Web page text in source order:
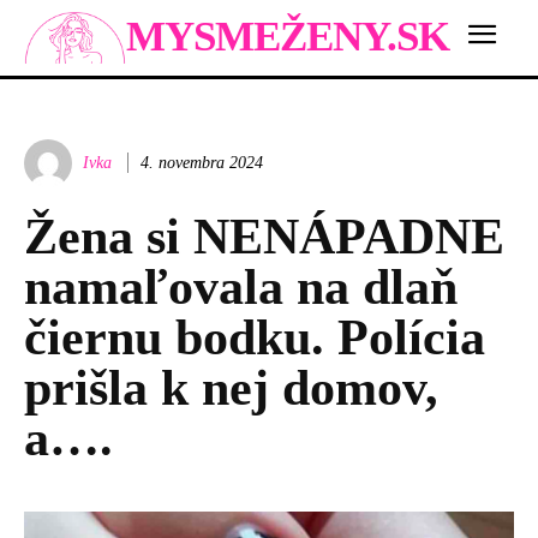
MYSMEŽENY.SK
Ivka 4. novembra 2024
Žena si NENÁPADNE
namaľovala na dlaň
čiernu bodku. Polícia
prišla k nej domov,
a….